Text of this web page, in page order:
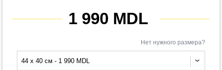
1 990 MDL
Нет нужного размера?
44 x 40 см - 1 990 MDL